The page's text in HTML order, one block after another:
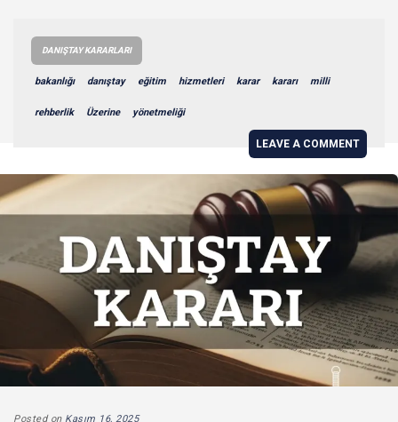
DANIŞTAY KARARLARI
bakanlığı danıştay eğitim hizmetleri karar kararı milli
rehberlik Üzerine yönetmeliği
LEAVE A COMMENT
Posted on Kasım 16, 2025